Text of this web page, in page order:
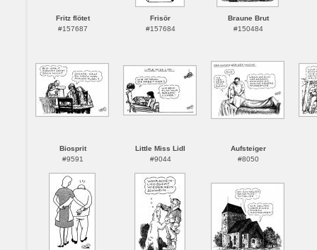
Fritz flötet
#157687
Frisör
#157684
Braune Brut
#150484
Biosprit
#9591
Little Miss Lidl
#9044
Aufsteiger
#8050